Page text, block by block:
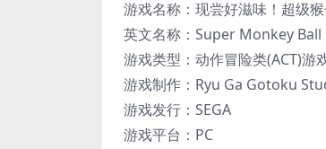
游戏名称：现尝好滋味！超级
英文名称：Super Monkey
游戏类型：动作冒险类(ACT)游
游戏制作：Ryu Ga Gotoku
游戏发行：SEGA
游戏平台：PC